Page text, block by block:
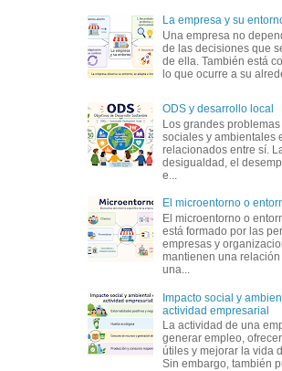
La empresa y su
Una empresa no
de las decisiones que
de ella. También está
lo que ocurre a su
ODS y desarrollo local
Los grandes
sociales y ambientales
relacionados entre sí.
desigualdad, el
e...
El microentorno o
El microentorno o
está formado por las
empresas y
mantienen una
una...
Impacto social y
actividad empresarial
La actividad de una
generar empleo,
útiles y mejorar la vida
Sin embargo, también